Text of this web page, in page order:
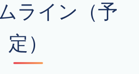
ライン（予
定）